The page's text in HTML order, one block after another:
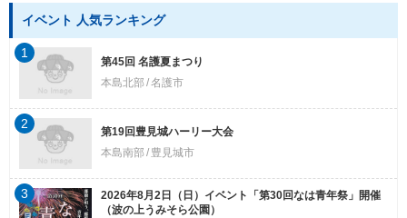
イベント 人気ランキング
第45回 名護夏まつり
本島北部 名護市
1
第19回豊見城ハーリー大会
本島南部
豊見城市
2
2026年8月2日（日）イベント「第30回なは青年祭」開催
（波の上うみそら公園）
3